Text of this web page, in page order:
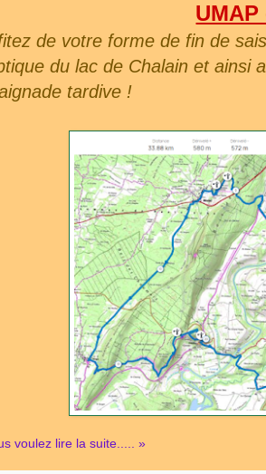
UMAP
de votre forme de fin de
du lac de Chalain et ainsi
tardive !
voulez lire la suite..... »